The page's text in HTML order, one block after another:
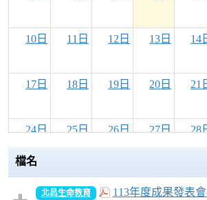
10日 11日 12日 13日 14
17日 18日 19日 20日 21
24日 25日 26日 27日 28
31日 1日 2日 3日 4
檔名
北昌生命教育
113年度成果發表